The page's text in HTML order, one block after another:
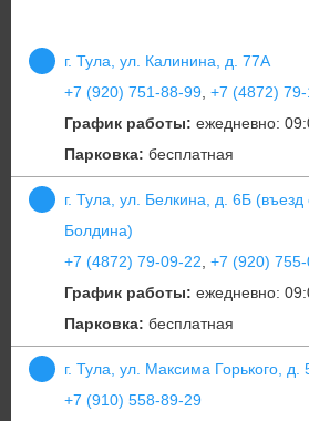
г. Тула, ул. Калинина, д. 77А
+7 (920) 751-88-99, +7 (4872)
График работы: ежедневно:
Парковка: бесплатная
г. Тула, ул. Белкина, д. 6Б
Болдина)
+7 (4872) 79-09-22, +7 (920)
График работы: ежедневно:
Парковка: бесплатная
г. Тула, ул. Максима Горького, д.
+7 (910) 558-89-29